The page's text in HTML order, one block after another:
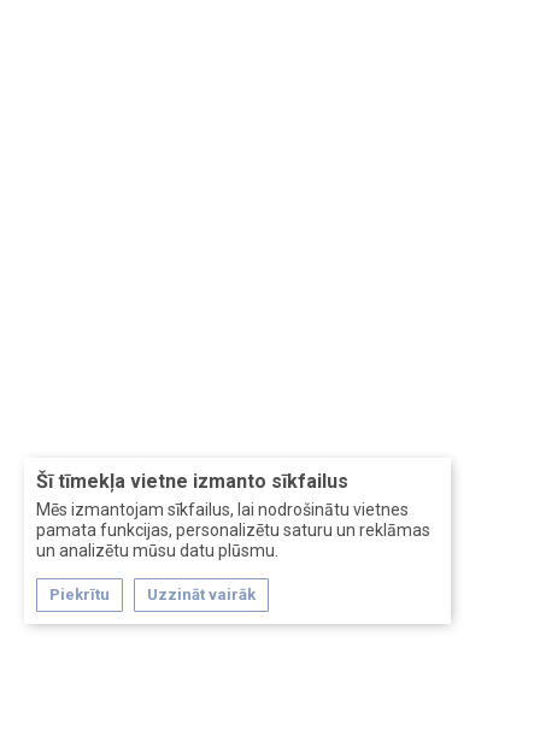
Šī tīmekļa vietne izmanto sīkfailus
Mēs izmantojam sīkfailus, lai nodrošinātu vietnes
pamata funkcijas, personalizētu saturu un reklāmas
un analizētu mūsu datu plūsmu.
Piekrītu Uzzināt vairāk